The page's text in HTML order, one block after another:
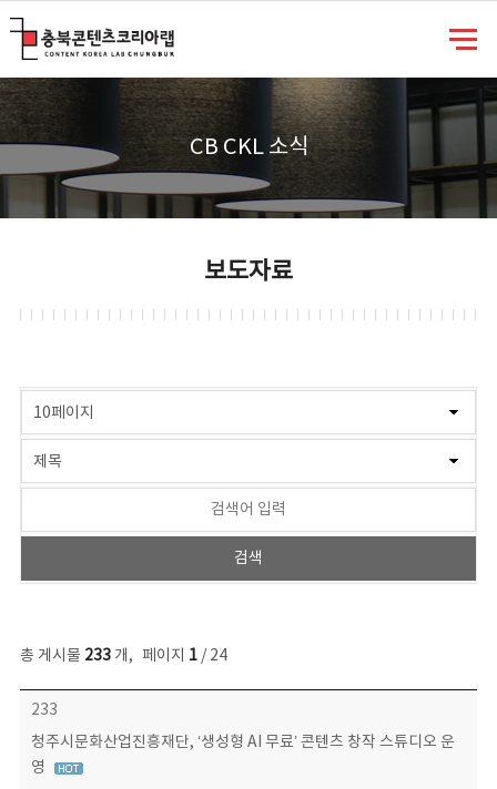
CB CKL 소식
보도자료
총 게시물 233개, 페이지 1/ 24
보도자료 목록 - 번호, 제목, 작성자, 파일, 조회수, 작성일 정보 제공
233
청주시문화산업진흥재단, ‘생성형 AI 무료’ 콘텐츠 창작 스튜디오 운
영